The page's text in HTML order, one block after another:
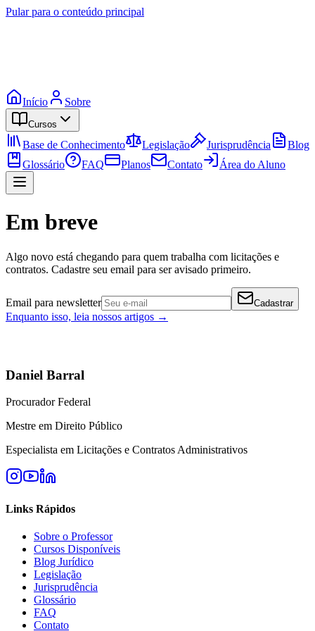
Pular para o conteúdo principal
Início Sobre
Cursos
Base de Conhecimento Legislação Jurisprudência
Blog
Glossário
FAQ Planos Contato Área do Aluno
Em breve
Algo novo está chegando para quem trabalha com licitações e
contratos. Cadastre seu email para ser avisado primeiro.
Email para newsletter Cadastrar
Enquanto isso, leia nossos artigos →
Daniel Barral
Procurador Federal
Mestre em Direito Público
Especialista em Licitações e Contratos Administrativos
Links Rápidos
Sobre o Professor
Cursos Disponíveis
Blog Jurídico
Legislação
Jurisprudência
Glossário
FAQ
Contato